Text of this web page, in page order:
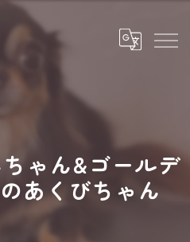
ゃん&ゴールデ
あくびちゃん